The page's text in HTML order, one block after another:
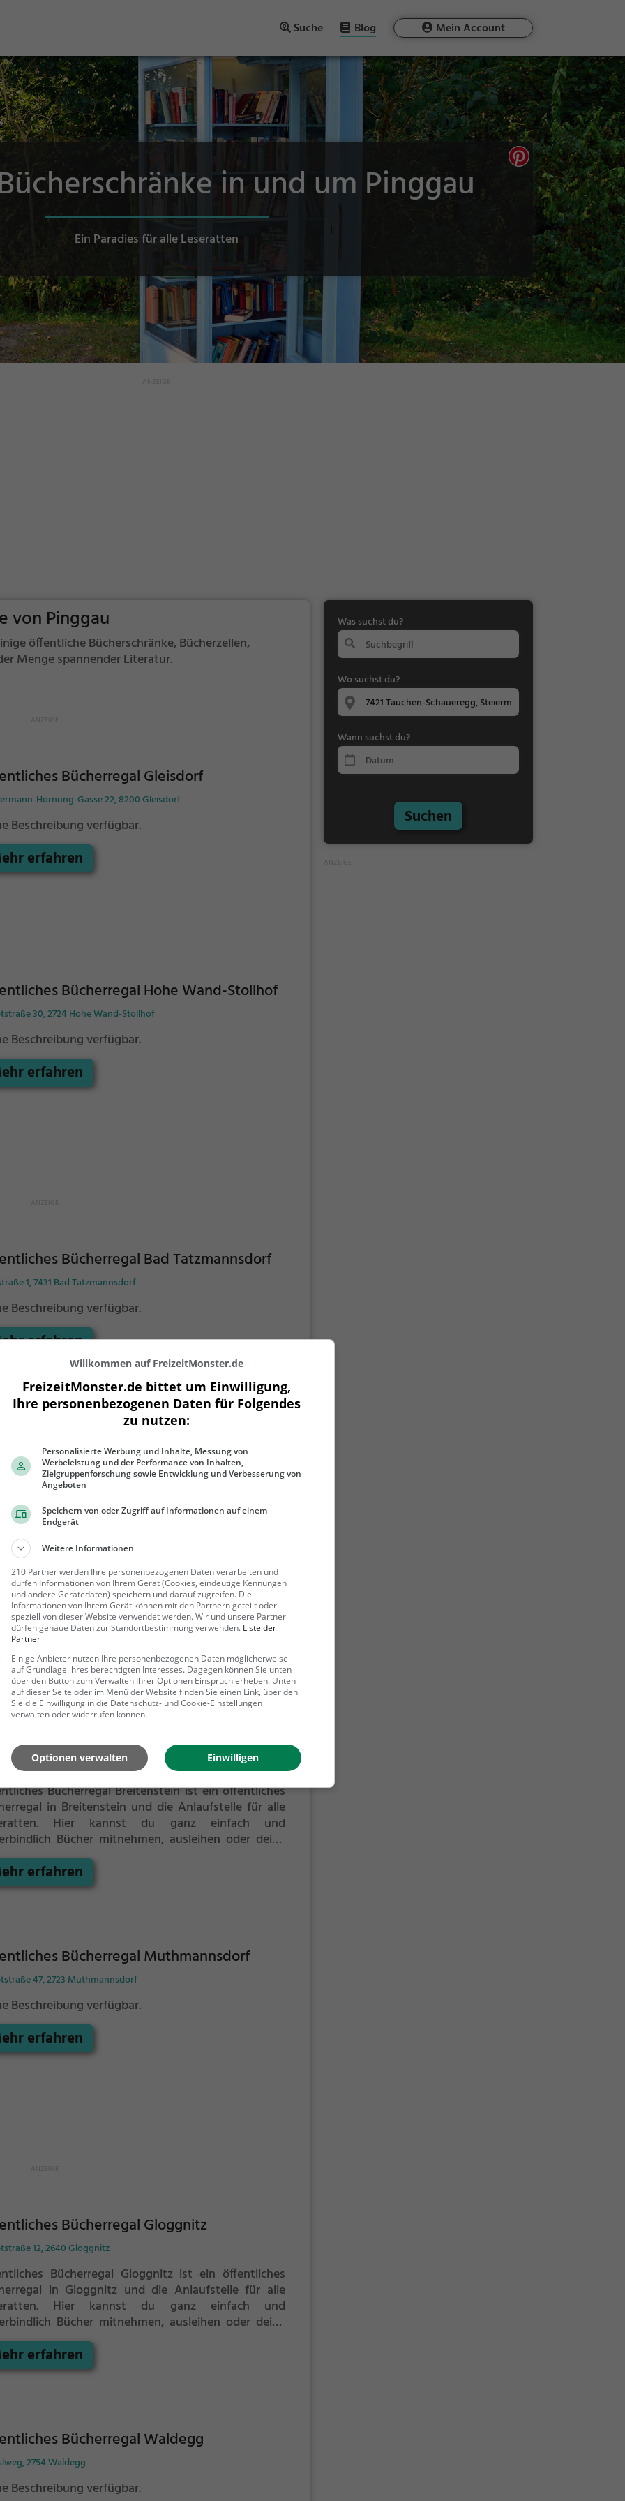
Suche Blog Mein Account
in und um Pinggau
Ein Paradies für alle Leseratten
von Pinggau
öffentliche Bücherschränke, Bücherzellen,
Menge spannender Literatur.
Bücherregal Gleisdorf
Hornung-Gasse 22, 8200 Gleisdorf
Beschreibung verfügbar.
erfahren
Bücherregal Hohe Wand-Stollhof
30, 2724 Hohe Wand-Stollhof
Beschreibung verfügbar.
erfahren
Bücherregal Bad Tatzmannsdorf
1, 7431 Bad Tatzmannsdorf
Beschreibung verfügbar.
erfahren
Bücherregal Neunkirchen
Bücherregal Neunkirchen ist ein öffentliches
in Neunkirchen und die Anlaufstelle für alle
Hier kannst du ganz einfach und
Bücher mitnehmen, ausleihen oder deine
alten Bücher abgeben.
Mehr erfahren
Bücherregal Breitenstein
Bahnstraße, 2673 Breitenstein
Bücherregal Breitenstein ist ein öffentliches
in Breitenstein und die Anlaufstelle für alle
Hier kannst du ganz einfach und
Bücher mitnehmen, ausleihen oder deine
alten Bücher abgeben.
erfahren
Bücherregal Muthmannsdorf
47, 2723 Muthmannsdorf
Beschreibung verfügbar.
erfahren
Bücherregal Gloggnitz
12, 2640 Gloggnitz
Bücherregal Gloggnitz ist ein öffentliches
in Gloggnitz und die Anlaufstelle für alle
Hier kannst du ganz einfach und
Bücher mitnehmen, ausleihen oder deine
alten Bücher abgeben.
erfahren
Bücherregal Waldegg
2754 Waldegg
Beschreibung verfügbar.
Was suchst du?
Wo suchst du?
Wann suchst du?
Suchen
Willkommen auf FreizeitMonster.de
FreizeitMonster.de bittet um Einwilligung,
Ihre personenbezogenen Daten für Folgendes
zu nutzen:
Personalisierte Werbung und Inhalte, Messung von
Werbeleistung und der Performance von Inhalten,
Zielgruppenforschung sowie Entwicklung und Verbesserung von
Angeboten
Speichern von oder Zugriff auf Informationen auf einem
Endgerät
Weitere Informationen
210 Partner werden Ihre personenbezogenen Daten verarbeiten und
dürfen Informationen von Ihrem Gerät (Cookies, eindeutige Kennungen
und andere Gerätedaten) speichern und darauf zugreifen. Die
Informationen von Ihrem Gerät können mit den Partnern geteilt oder
speziell von dieser Website verwendet werden. Wir und unsere Partner
dürfen genaue Daten zur Standortbestimmung verwenden. Liste der
Partner
Einige Anbieter nutzen Ihre personenbezogenen Daten möglicherweise
auf Grundlage ihres berechtigten Interesses. Dagegen können Sie unten
über den Button zum Verwalten Ihrer Optionen Einspruch erheben. Unten
auf dieser Seite oder im Menü der Website finden Sie einen Link, über den
Sie die Einwilligung in die Datenschutz- und Cookie-Einstellungen
verwalten oder widerrufen können.
Einwilligen
Optionen verwalten